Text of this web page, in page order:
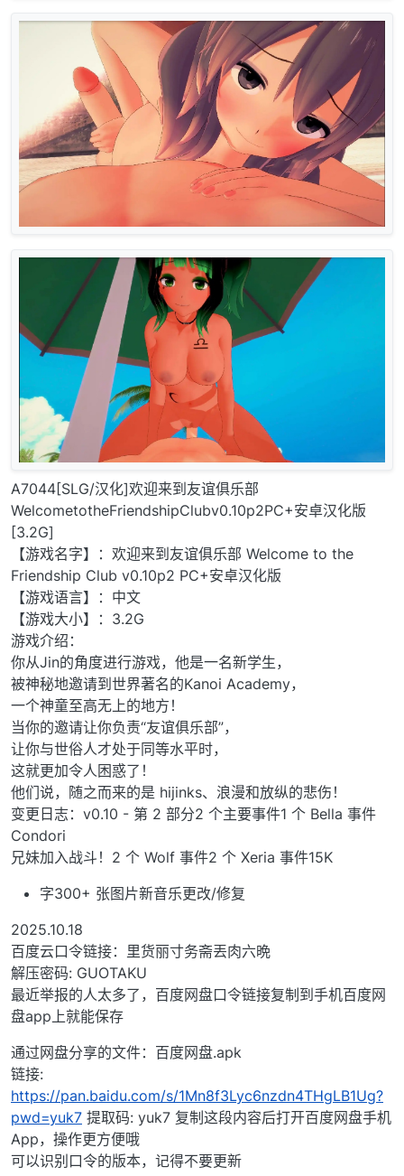
A7044[SLG/汉化]欢迎来到友谊俱乐部
WelcometotheFriendshipClubv0.10p2PC+安卓汉化版
[3.2G]
【游戏名字】：欢迎来到友谊俱乐部 Welcome to the
Friendship Club v0.10p2 PC+安卓汉化版
【游戏语言】：中文
【游戏大小】：3.2G
游戏介绍：
你从Jin的角度进行游戏，他是一名新学生，
被神秘地邀请到世界著名的Kanoi Academy，
一个神童至高无上的地方！
当你的邀请让你负责“友谊俱乐部”，
让你与世俗人才处于同等水平时，
这就更加令人困惑了！
他们说，随之而来的是 hijinks、浪漫和放纵的悲伤！
变更日志：v0.10 - 第 2 部分2 个主要事件1 个 Bella 事件
Condori
兄妹加入战斗！2 个 Wolf 事件2 个 Xeria 事件15K
字300+ 张图片新音乐更改/修复
2025.10.18
百度云口令链接：里货丽寸务斋丟肉六晩
解压密码: GUOTAKU
最近举报的人太多了，百度网盘口令链接复制到手机百度网
盘app上就能保存
通过网盘分享的文件：百度网盘.apk
链接:
https://pan.baidu.com/s/1Mn8f3Lyc6nzdn4THgLB1Ug?
pwd=yuk7 提取码: yuk7 复制这段内容后打开百度网盘手机
App，操作更方便哦
可以识别口令的版本，记得不要更新